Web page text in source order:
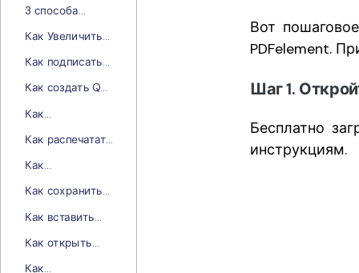
PDF в PowerPoint
3 способа
TXT в PDF
Как Увеличить
Как подписать
онлайн
бесплатно
Как создать QR-
бесплатных
генераторов
Как
Word в PDF в
Windows 11
Как распечатать
файлов с
помощью
печати
Как
текст из ПДФ
документа
Как сохранить
формате PDF: 3
способа
Как вставить
бесплатно? 4
разных способа
Как открыть
Как
Вот
PDFelement.
Шаг 1.
Бесплатно
инструкциям.